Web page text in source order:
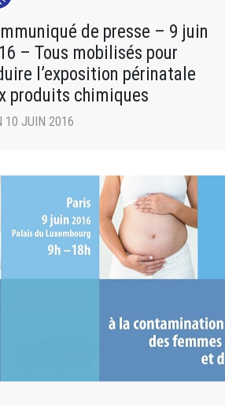
de presse – 9 juin
– Tous mobilisés pour
l’exposition périnatale
produits chimiques
10 JUIN 2016